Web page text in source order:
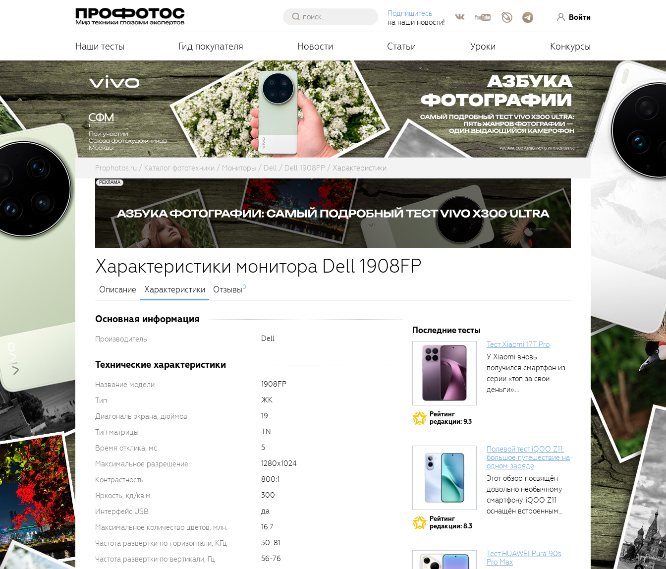
Подпишитесь
на наши новости!
Войти
Наши тесты Гид покупателя Новости Статьи Уроки Конкурсы
Prophotos.ru Каталог фототехники Мониторы Dell Dell 1908FP Характеристики
Характеристики монитора Dell 1908FP
Описание Характеристики Отзывы0
Основная информация
Производитель Dell
Технические характеристики
Название модели
1908FP
Тип
ЖК
Диагональ экрана, дюймов
19
Тип матрицы
TN
Время отклика, мс
5
Максимальное разрешение
1280х1024
Контрастность
800:1
Яркость, кд/кв.м.
300
Интерфейс USB
да
Максимальное количество цветов, млн.
16.7
Частота развертки по горизонтали, КГц
30-81
Частота развертки по вертикали, Гц
56-76
Последние тесты
Рейтинг
редакции: 9.3
Тест Xiaomi 17T Pro
У Xiaomi вновь
получился смартфон из
серии «топ за свои
деньги»....
Рейтинг
редакции: 8.3
Полевой тест iQOO Z11:
большое путешествие на
одном заряде
Этот обзор посвящён
довольно необычному
смартфону. iQOO Z11
оснащён встроенным
Тест HUAWEI Pura 90s
Pro Max